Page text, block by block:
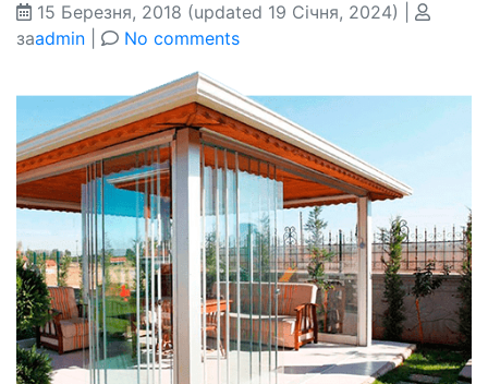
15 Березня, 2018 (updated 19 Січня, 2024)
заadmin No comments